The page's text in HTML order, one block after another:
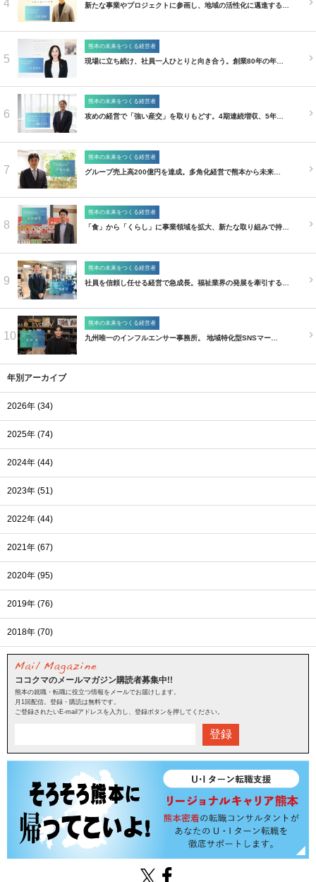
4 新たな事業やプロジェクトに参画し、地域の活性化に邁進する…
5
熊本の未来をつくる経営者
現場に立ち続け、社員一人ひとりと向き合う。創業80年の年…
6
熊本の未来をつくる経営者
攻めの経営で「強い産交」を取りもどす。4期連続増収、5年…
7
熊本の未来をつくる経営者
グループ売上高200億円を達成。多角化経営で熊本から未来…
8
熊本の未来をつくる経営者
「食」から「くらし」に事業領域を拡大、新たな取り組みで持…
9
熊本の未来をつくる経営者
社員を信頼し任せる経営で急成長。福祉業界の発展を牽引する…
10
熊本の未来をつくる経営者
九州唯一のインフルエンサー事務所。 地域特化型SNSマー…
年別アーカイブ
2026年 (34)
2025年 (74)
2024年 (44)
2023年 (51)
2022年 (44)
2021年 (67)
2020年 (95)
2019年 (76)
2018年 (70)
ココクマのメールマガジン購読者募集中!!
熊本の就職・転職に役立つ情報をメールでお届けします。
月1回配信。登録・購読は無料です。
ご登録されたいE-mailアドレスを入力し、登録ボタンを押してください。
登録